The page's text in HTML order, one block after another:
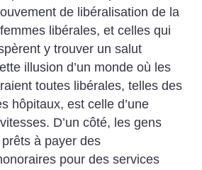
de libéralisation de la
libérales, et celles qui
y trouver un salut
illusion d’un monde où les
toutes libérales, telles des
hôpitaux, est celle d’une
D’un côté, les gens
à payer des
pour des services